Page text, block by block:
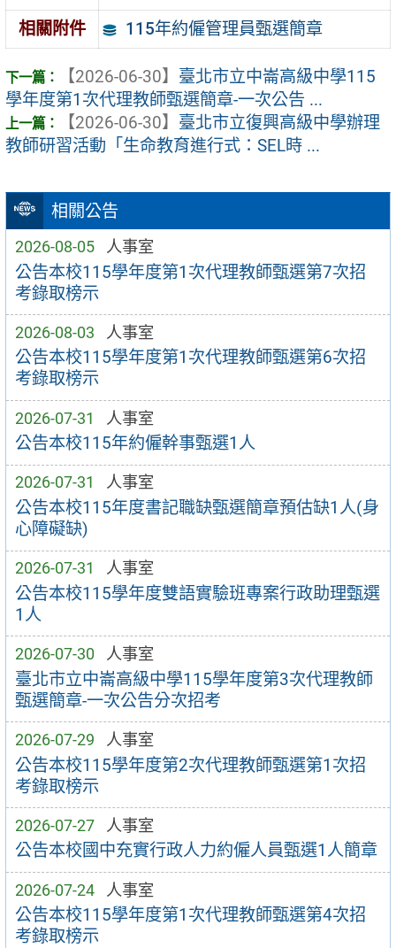
相關公告
2026-08-05 人事室
公告本校115學年度第1次代理教師甄選第7次招
考錄取榜示
2026-08-03 人事室
公告本校115學年度第1次代理教師甄選第6次招
考錄取榜示
2026-07-31 人事室
公告本校115年約僱幹事甄選1人
2026-07-31 人事室
公告本校115年度書記職缺甄選簡章預估缺1人(身
心障礙缺)
2026-07-31 人事室
公告本校115學年度雙語實驗班專案行政助理甄選
1人
2026-07-30 人事室
臺北市立中崙高級中學115學年度第3次代理教師
甄選簡章-一次公告分次招考
2026-07-29 人事室
公告本校115學年度第2次代理教師甄選第1次招
考錄取榜示
2026-07-27 人事室
公告本校國中充實行政人力約僱人員甄選1人簡章
2026-07-24 人事室
公告本校115學年度第1次代理教師甄選第4次招
考錄取榜示
相關附件 115年約僱管理員甄選簡章
【2026-06-30】 臺北市立中崙高級中學115
學年度第1次代理教師甄選簡章-一次公告 ...
【2026-06-30】 臺北市立復興高級中學辦理
教師研習活動「生命教育進行式：SEL時 ...